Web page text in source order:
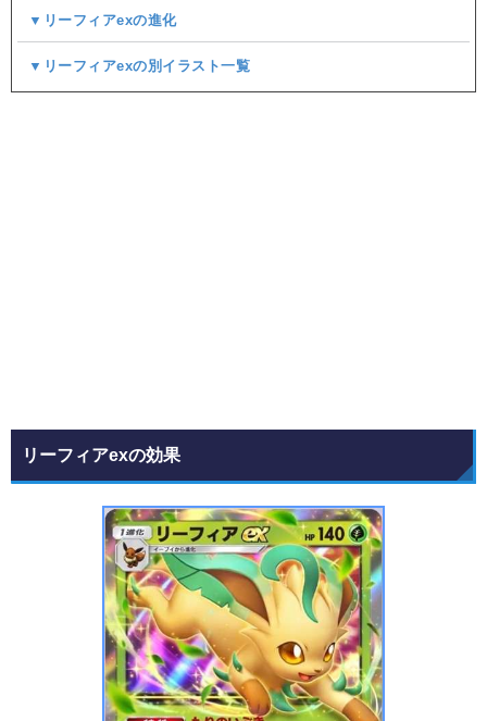
▼リーフィアexの進化
▼リーフィアexの別イラスト一覧
リーフィアexの効果